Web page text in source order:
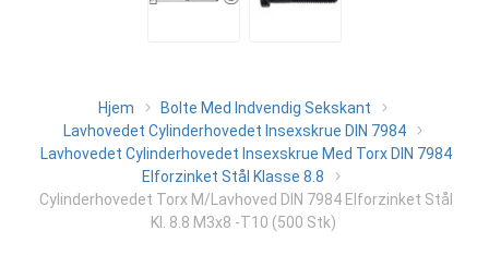
Hjem
Bolte Med Indvendig Sekskant
Lavhovedet Cylinderhovedet Insexskrue DIN 7984
Lavhovedet Cylinderhovedet Insexskrue Med Torx DIN 7984
Elforzinket Stål Klasse 8.8
Cylinderhovedet Torx M/Lavhoved DIN 7984 Elforzinket Stål
Kl. 8.8 M3x8 -T10 (500 Stk)